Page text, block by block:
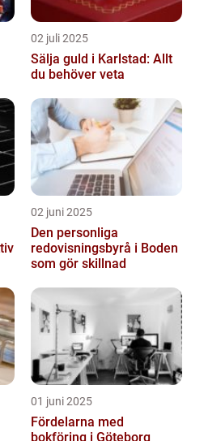
02 juli 2025
Sälja guld i Karlstad: Allt
du behöver veta
02 juni 2025
Den personliga
redovisningsbyrå i Boden
som gör skillnad
01 juni 2025
Fördelarna med
bokföring i Göteborg